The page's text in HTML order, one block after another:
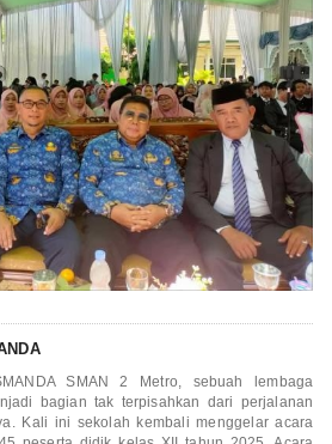
SMAN 2 Metro, sebuah lembaga
bagian tak terpisahkan dari perjalanan
Kali ini sekolah kembali menggelar acara